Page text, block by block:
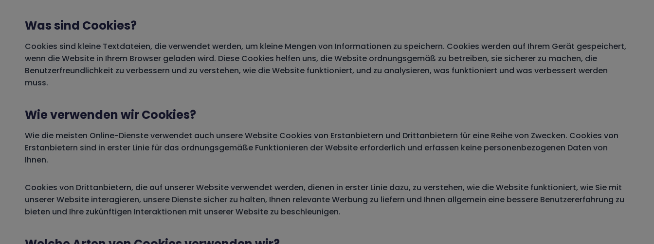
Was sind Cookies?
Cookies sind kleine Textdateien, die verwendet werden, um kleine Mengen von Informationen zu speichern. Cookies werden auf Ihrem Gerät gespeichert,
wenn die Website in Ihrem Browser geladen wird. Diese Cookies helfen uns, die Website ordnungsgemäß zu betreiben, sie sicherer zu machen, die
Benutzerfreundlichkeit zu verbessern und zu verstehen, wie die Website funktioniert, und zu analysieren, was funktioniert und was verbessert werden
muss.
Wie verwenden wir Cookies?
Wie die meisten Online-Dienste verwendet auch unsere Website Cookies von Erstanbietern und Drittanbietern für eine Reihe von Zwecken. Cookies von
Erstanbietern sind in erster Linie für das ordnungsgemäße Funktionieren der Website erforderlich und erfassen keine personenbezogenen Daten von
Ihnen.
Cookies von Drittanbietern, die auf unserer Website verwendet werden, dienen in erster Linie dazu, zu verstehen, wie die Website funktioniert, wie Sie mit
unserer Website interagieren, unsere Dienste sicher zu halten, Ihnen relevante Werbung zu liefern und Ihnen allgemein eine bessere Benutzererfahrung zu
bieten und Ihre zukünftigen Interaktionen mit unserer Website zu beschleunigen.